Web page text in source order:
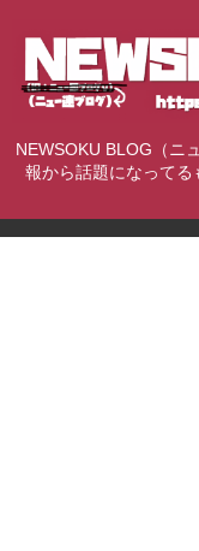
NEWSOKU BLOG（ニ
報から話題になってる